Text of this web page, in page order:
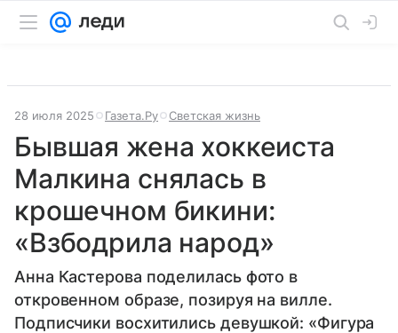
28 июля 2025 Газета.Ру Светская жизнь
Бывшая жена хоккеиста
Малкина снялась в
крошечном бикини:
«Взбодрила народ»
Анна Кастерова поделилась фото в
откровенном образе, позируя на вилле.
Подписчики восхитились девушкой: «Фигура